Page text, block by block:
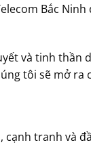
Bắc
và tinh
tôi sẽ mở
cạnh tranh và